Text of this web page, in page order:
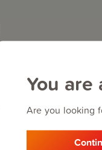
You
Are you looking